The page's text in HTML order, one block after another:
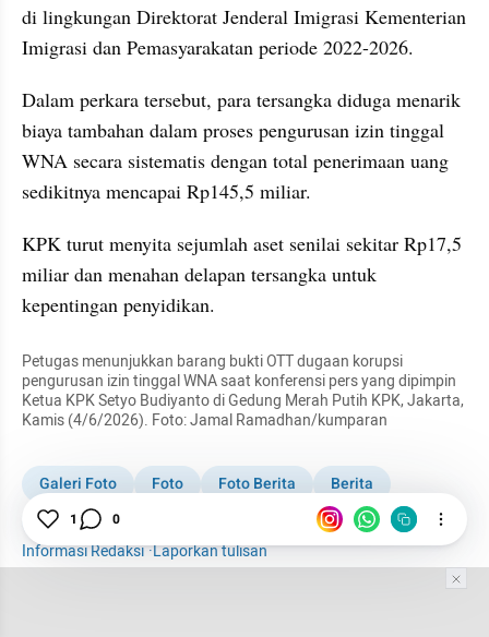
di lingkungan Direktorat Jenderal Imigrasi Kementerian
Imigrasi dan Pemasyarakatan periode 2022-2026.
Dalam perkara tersebut, para tersangka diduga menarik
biaya tambahan dalam proses pengurusan izin tinggal
WNA secara sistematis dengan total penerimaan uang
sedikitnya mencapai Rp145,5 miliar.
KPK turut menyita sejumlah aset senilai sekitar Rp17,5
miliar dan menahan delapan tersangka untuk
kepentingan penyidikan.
Petugas menunjukkan barang bukti OTT dugaan korupsi
pengurusan izin tinggal WNA saat konferensi pers yang dipimpin
Ketua KPK Setyo Budiyanto di Gedung Merah Putih KPK, Jakarta,
Kamis (4/6/2026). Foto: Jamal Ramadhan/kumparan
Galeri Foto Foto Foto Berita
Berita
KPK OTT Pejabat Imigrasi
Informasi Redaksi·Laporkan tulisan
1 0